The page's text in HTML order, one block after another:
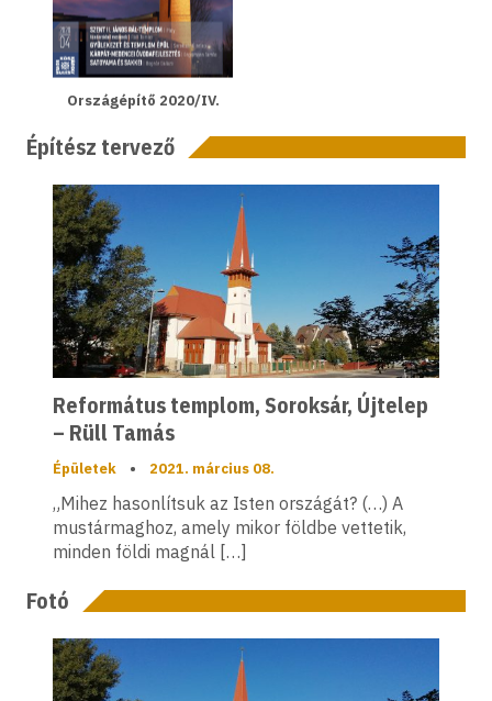
Országépítő 2020/IV.
Építész tervező
Református templom, Soroksár, Újtelep
– Rüll Tamás
Épületek • 2021. március 08.
„Mihez hasonlítsuk az Isten országát? (…) A
mustármaghoz, amely mikor földbe vettetik,
minden földi magnál […]
Fotó